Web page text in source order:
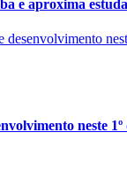
e aproxima
neste 1º